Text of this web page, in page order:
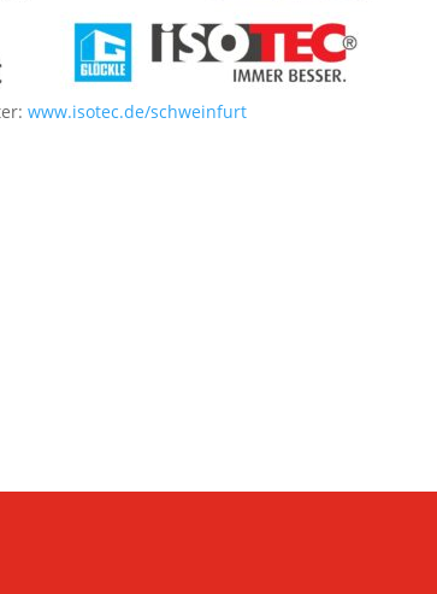
www.isotec.de/schweinfurt